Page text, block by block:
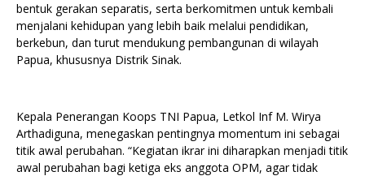
bentuk gerakan separatis, serta berkomitmen untuk kembali
menjalani kehidupan yang lebih baik melalui pendidikan,
berkebun, dan turut mendukung pembangunan di wilayah
Papua, khususnya Distrik Sinak.
Kepala Penerangan Koops TNI Papua, Letkol Inf M. Wirya
Arthadiguna, menegaskan pentingnya momentum ini sebagai
titik awal perubahan. “Kegiatan ikrar ini diharapkan menjadi titik
awal perubahan bagi ketiga eks anggota OPM, agar tidak